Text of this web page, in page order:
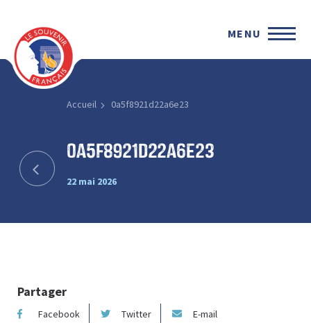
MENU
Accueil 0a5f8921d22a6e23
0a5f8921d22a6e23
22 mai 2026
Partager
Facebook Twitter E-mail